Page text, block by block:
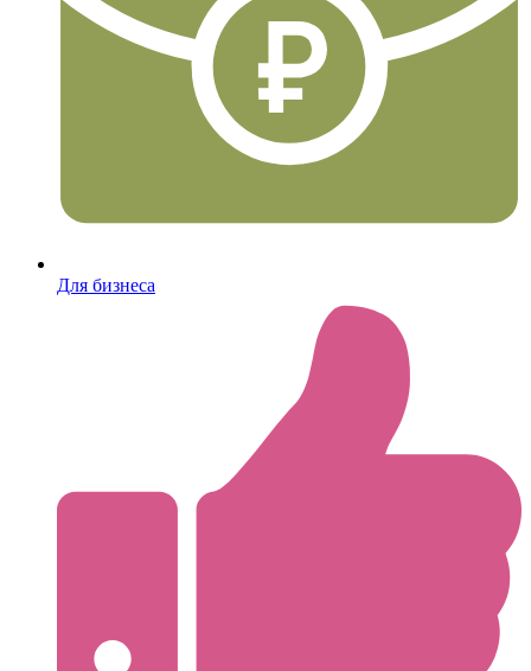
Для бизнеса